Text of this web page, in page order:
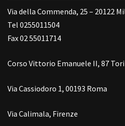
Via della Commenda, 25 – 20122
Tel 0255011504
Fax 02 55011714
Corso Vittorio Emanuele II, 87
Via Cassiodoro 1, 00193 Roma
Via Calimala, Firenze